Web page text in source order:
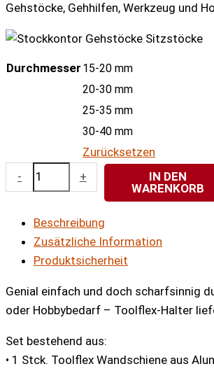
Gehstöcke, Gehhilfen, Werkzeug und
Durchmesser 15-20 mm
20-30 mm
25-35 mm
30-40 mm
Zurücksetzen
-
Toolflex-
Stockhalter-
für
Wandmontage
Menge
+
IN DEN
WARENKORB
Beschreibung
Zusätzliche Information
Produktsicherheit
Genial einfach und doch scharfsinnig
oder Hobbybedarf – Toolflex-Halter
Set bestehend aus:
• 1 Stck. Toolflex Wandschiene aus